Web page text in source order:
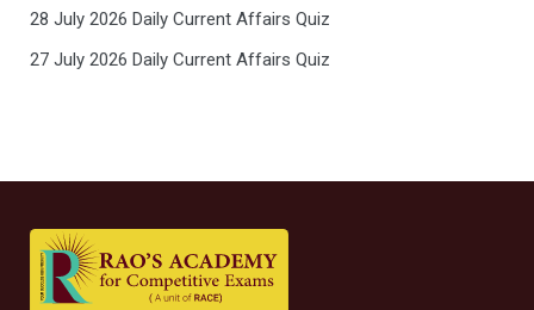
28 July 2026 Daily Current Affairs Quiz
27 July 2026 Daily Current Affairs Quiz